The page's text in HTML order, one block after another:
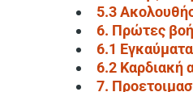
5.3
6. Πρώτες
6.1 Εγκαύματα
6.2 Καρδιακή
7.